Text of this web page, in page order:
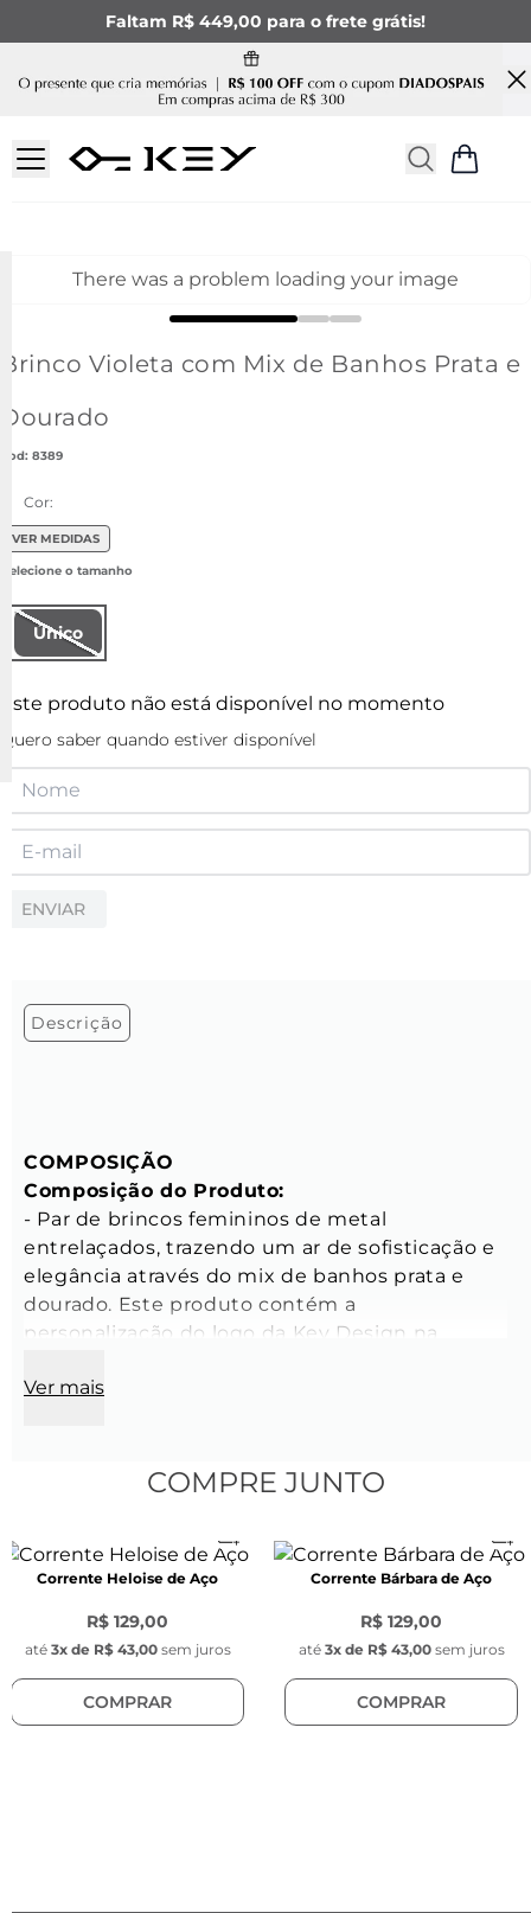
Faltam R$ 449,00 para o frete grátis!
There was a problem loading your image
Brinco Violeta com Mix de Banhos Prata e
Dourado
: 8389
Cor:
VER MEDIDAS
Único
Este produto não está disponível no momento
Quero saber quando estiver disponível
ENVIAR
Descrição
COMPOSIÇÃO
Composição do Produto:
- Par de brincos femininos de metal
entrelaçados, trazendo um ar de sofisticação e
elegância através do mix de banhos prata e
dourado. Este produto contém a
personalização do logo da Key Design na
- Peso aproximado: 11 gramas
- Processo: Galvânico
CARACTERÍSTICAS
Características dos Brincos:
- Comprimento: 23 mm
- Largura: 17 mm
- Espessura: 2 mm
- Cor: Dourado e prata
- Modelo: Dupla Curvilínea
Ver mais
COMPRE JUNTO
Corrente Heloise de Aço
R$ 129,00
até 3x de R$ 43,00 sem juros
COMPRAR
Corrente Bárbara de Aço
R$ 129,00
até 3x de R$ 43,00 sem juros
COMPRAR